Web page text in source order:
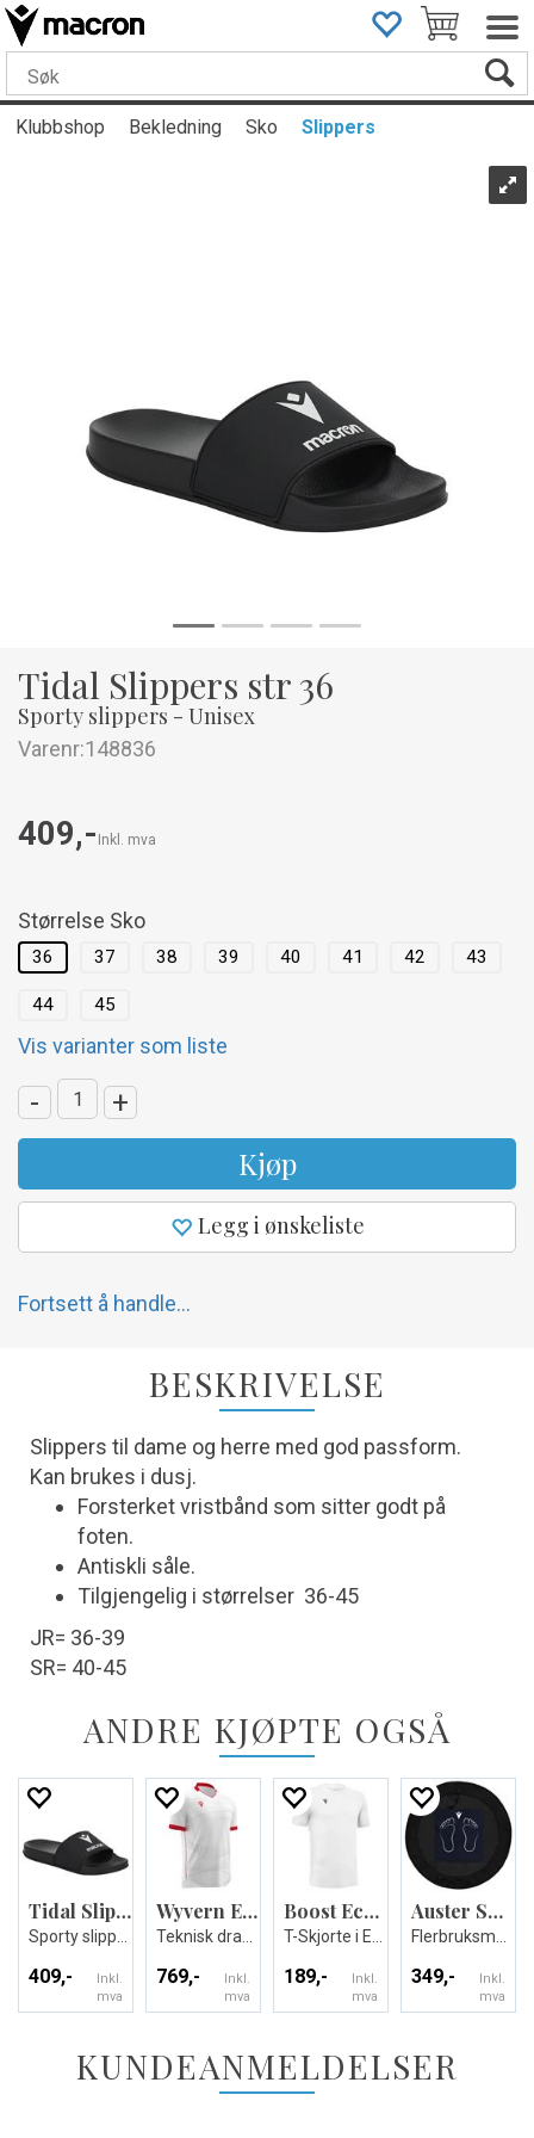
Klubbshop Bekledning Sko Slippers
Tidal Slippers str 36
Sporty slippers - Unisex
Varenr:148836
409,- Inkl. mva
Størrelse Sko
36 37 38 39 40 41 42 43
44 45
Vis varianter som liste
- +
Kjøp
Legg i ønskeliste
Fortsett å handle...
BESKRIVELSE
Slippers til dame og herre med god passform.
Kan brukes i dusj.
Forsterket vristbånd som sitter godt på
foten.
Antiskli såle.
Tilgjengelig i størrelser 36-45
JR= 36-39
SR= 40-45
ANDRE KJØPTE OGSÅ
Tidal Slippers
409,-
Inkl.
mva
Wyvern Eco Match Day Shirt
769,-
Inkl.
mva
Boost Eco T-shirt
189,-
Inkl.
mva
Auster Shower Mat
349,-
Inkl.
mva
KUNDEANMELDELSER